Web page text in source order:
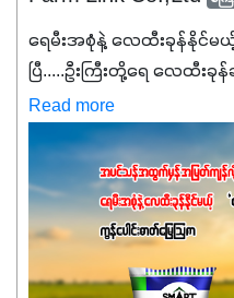
ရေမီးအစုံနဲ့ လေထီးခုန်နိုင်မ
ပြီ.....ဦးကြီးတို့ရေ ‌လေထီး
သေးရင်တော့ ဒီစာလေးကို
အပင်တိုင်းအတွက် အဓိကအာဟ
အက်စစ်တို့ အချိုးကျ ပေါင်း
ဓာတ်မြေဩဇာဖြစ်ပါတယ်။
ကတော့ နိုက်ထရိုဂျင် 19%
မှုကို အားပေးကာ သီးနှံပင်မျ
ပြီး အစာချက်လုပ်မှုအားကေ
Read more